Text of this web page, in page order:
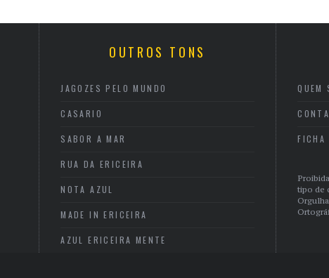
OUTROS TONS
JAGOZES PELO MUNDO
CASARIO
SABOR A MAR
RUA DA ERICEIRA
NOTA AZUL
MADE IN ERICEIRA
AZUL ERICEIRA MENTE
QUEM
FICHA
tipo de